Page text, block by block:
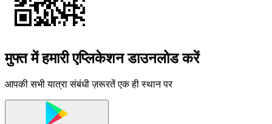
मुफ्त में हमारी एप्लिकेशन डाउनलोड करें
आपकी सभी यात्रा संबंधी ज़रूरतें एक ही स्थान पर